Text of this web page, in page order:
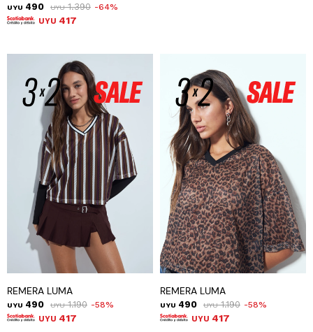
UYU 490 UYU 1.390 64
UYU 417
REMERA LUMA
UYU 490 UYU 1.190 58
UYU 417
REMERA LUMA
UYU 490 UYU 1.190 58
UYU 417